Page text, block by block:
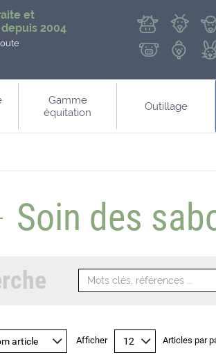
et
2004
Gamme
équitation
Outillage
Soin des
Afficher Articles par